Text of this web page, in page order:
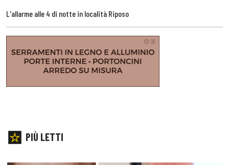
L'allarme alle 4 di notte in località Riposo
PIÙ LETTI